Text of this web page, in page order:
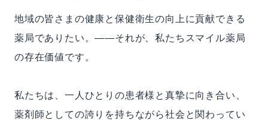
地域の皆さまの健康と保健衛生の向上に貢献できる
薬局でありたい。――それが、私たちスマイル薬局
の存在価値です。
私たちは、一人ひとりの患者様と真摯に向き合い、
薬剤師としての誇りを持ちながら社会と関わってい